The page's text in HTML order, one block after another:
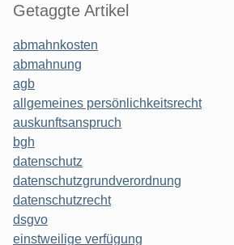
Getaggte Artikel
abmahnkosten
abmahnung
agb
allgemeines persönlichkeitsrecht
auskunftsanspruch
bgh
datenschutz
datenschutzgrundverordnung
datenschutzrecht
dsgvo
einstweilige verfügung